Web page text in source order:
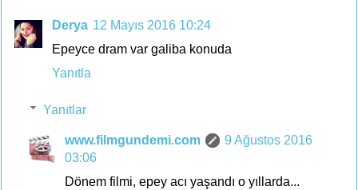
Derya 12 Mayıs 2016 10:24
Epeyce dram var galiba konuda
Yanıtla
Yanıtlar
www.filmgundemi.com
9 Ağustos 2016
03:06
Dönem filmi, epey acı yaşandı o yıllarda...